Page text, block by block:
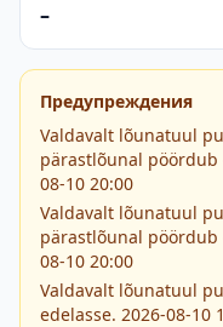
–
Предупреждения
Valdavalt lõunatuul
pärastlõunal pöördub
08-10 20:00
Valdavalt lõunatuul
pärastlõunal pöördub
08-10 20:00
Valdavalt lõunatuul
edelasse. 2026-08-10